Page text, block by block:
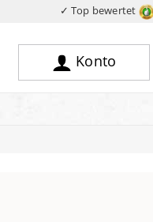
✓ Top bewertet
Konto